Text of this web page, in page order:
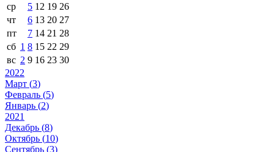
ср
5 12 19 26
чт
6 13 20 27
пт
7 14 21 28
сб 1 8 15 22 29
вс 2 9 16 23 30
2022
Март (3)
Февраль (5)
Январь (2)
2021
Декабрь (8)
Октябрь (10)
Сентябрь (3)